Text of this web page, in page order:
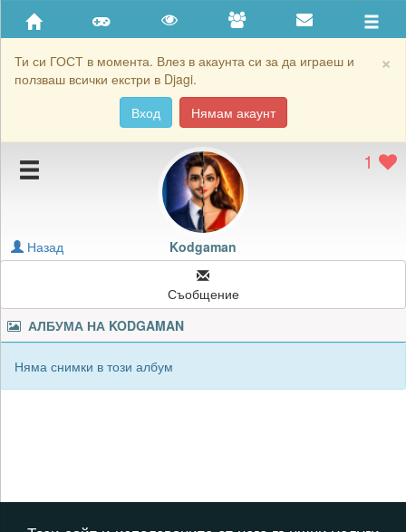
×
Ти си ГОСТ в момента. Влез в акаунта си за да играеш и
ползваш всички екстри в Djagi.
Вход
Нямам акаунт
Приятели
Хронология на игри
Подаръците на Kodgaman
Картичките на Kodgaman
Блокирай Kodgaman
1
Kodgaman
Назад
Съобщение
АЛБУМА НА KODGAMAN
Няма снимки в този албум